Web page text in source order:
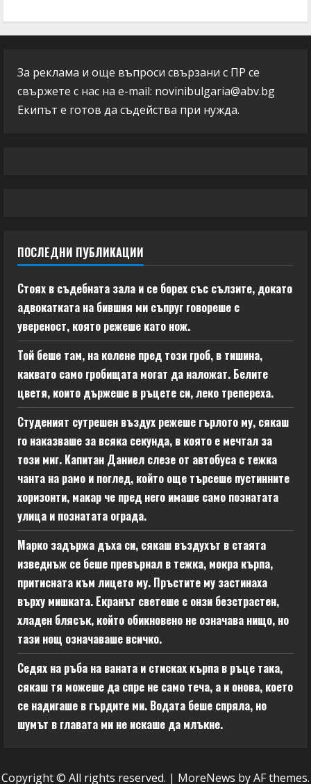
За реклама и още въпроси свързани с ПР се
свържете с нас на e-mail: novinibulgaria@abv.bg
Екипът е готов да съдейства при нужда.
ПОСЛЕДНИ ПУБЛИКАЦИИ
Стоях в съдебната зала и се борех със сълзите, докато
адвокатката на бившия ми съпруг говореше с
увереност, която режеше като нож.
Той беше там, на колене пред този гроб, в тишина,
каквато само гробищата могат да наложат. Белите
цветя, които държеше в ръцете си, леко трепереха.
Студеният сутрешен въздух режеше гърлото му, сякаш
го наказваше за всяка секунда, в която е мечтал за
този миг. Капитан Даниел слезе от автобуса с тежка
чанта на рамо и поглед, който още търсеше пустинните
хоризонти, макар че пред него имаше само познатата
улица и познатата ограда.
Марко задържа дъха си, сякаш въздухът в стаята
изведнъж се беше превърнал в тежка, мокра кърпа,
притисната към лицето му. Пръстите му застинаха
върху мишката. Екранът светеше с онзи безстрастен,
хладен блясък, който обикновено не означава нищо, но
тази нощ означаваше всичко.
Седях на ръба на ваната и стисках кърпа в ръце така,
сякаш тя можеше да спре не само теча, а и онова, което
се надигаше в гърдите ми. Водата беше спряла, но
шумът в главата ми не искаше да млъкне.
Copyright © All rights reserved. | MoreNews by AF themes.